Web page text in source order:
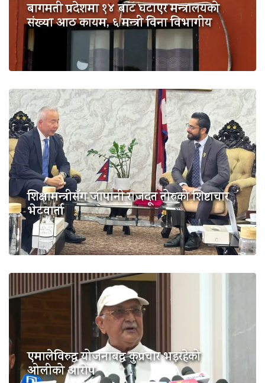
बागमती प्रदेशमा १४ बाट घटाएर मन्त्रालयको
संख्या आठ कायम, ६ मन्त्री विना विभागीय
शिक्षामन्त्रीसँग जापानी राजदूत तोरुको शिष्टाचार
भेटवार्ता
एमालेविरुद्ध योजनाबद्ध कुप्रचार भइरहेको
ओलीको आरोप